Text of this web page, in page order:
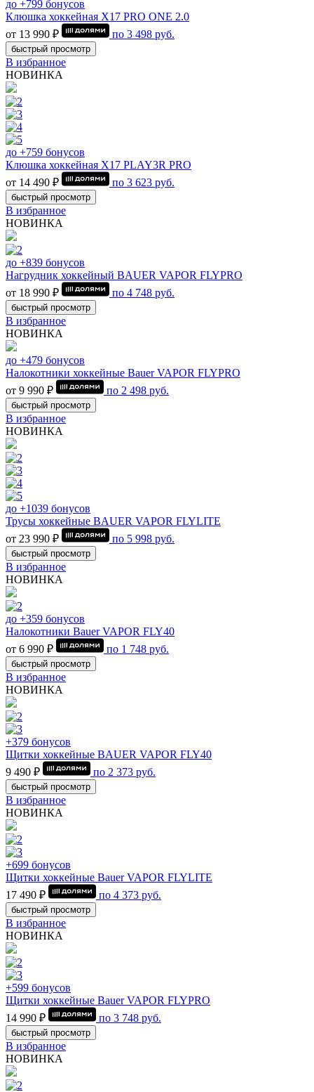
до +799 бонусов
Клюшка хоккейная Х17 PRO ONE 2.0
от 13 990 ₽
по 3 498 руб.
быстрый просмотр
В избранное
НОВИНКА
до +759 бонусов
Клюшка хоккейная Х17 PLAY3R PRO
от 14 490 ₽
по 3 623 руб.
быстрый просмотр
В избранное
НОВИНКА
до +839 бонусов
Нагрудник хоккейный BAUER VAPOR FLYPRO
от 18 990 ₽
по 4 748 руб.
быстрый просмотр
В избранное
НОВИНКА
до +479 бонусов
Налокотники хоккейные Bauer VAPOR FLYPRO
от 9 990 ₽
по 2 498 руб.
быстрый просмотр
В избранное
НОВИНКА
до +1039 бонусов
Трусы хоккейные BAUER VAPOR FLYLITE
от 23 990 ₽
по 5 998 руб.
быстрый просмотр
В избранное
НОВИНКА
до +359 бонусов
Налокотники Bauer VAPOR FLY40
от 6 990 ₽
по 1 748 руб.
быстрый просмотр
В избранное
НОВИНКА
+379 бонусов
Щитки хоккейные BAUER VAPOR FLY40
9 490 ₽
по 2 373 руб.
быстрый просмотр
В избранное
НОВИНКА
+699 бонусов
Щитки хоккейные Bauer VAPOR FLYLITE
17 490 ₽
по 4 373 руб.
быстрый просмотр
В избранное
НОВИНКА
+599 бонусов
Щитки хоккейные Bauer VAPOR FLYPRO
14 990 ₽
по 3 748 руб.
быстрый просмотр
В избранное
НОВИНКА